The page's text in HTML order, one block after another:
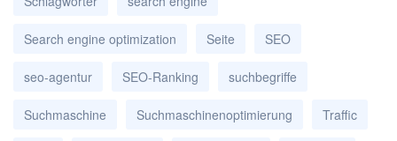
Search engine optimization Seite SEO
seo-agentur SEO-Ranking suchbegriffe
Suchmaschine Suchmaschinenoptimierung Traffic